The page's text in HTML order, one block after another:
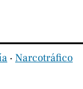
‧ Narcotráfico